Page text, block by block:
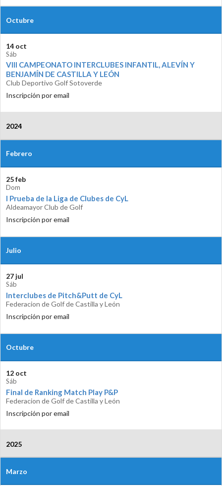
Octubre
14 oct
Sáb
VIII CAMPEONATO INTERCLUBES INFANTIL, ALEVÍN Y
BENJAMÍN DE CASTILLA Y LEÓN
Club Deportivo Golf Sotoverde
Inscripción por email
2024
Febrero
25 feb
Dom
I Prueba de la Liga de Clubes de CyL
Aldeamayor Club de Golf
Inscripción por email
Julio
27 jul
Sáb
Interclubes de Pitch&Putt de CyL
Federacion de Golf de Castilla y León
Inscripción por email
Octubre
12 oct
Sáb
Final de Ranking Match Play P&P
Federacion de Golf de Castilla y León
Inscripción por email
2025
Marzo